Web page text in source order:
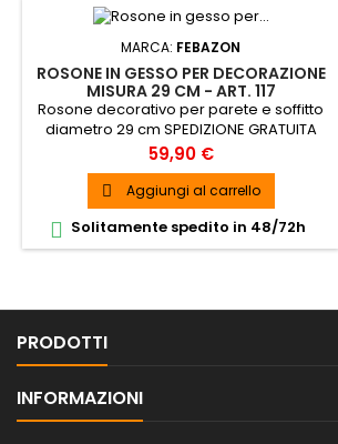
MARCA: FEBAZON
ROSONE IN GESSO PER DECORAZIONE
MISURA 29 CM - ART. 117
Rosone decorativo per parete e soffitto
diametro 29 cm SPEDIZIONE GRATUITA
Prezzo
59,90 €
 Aggiungi al carrello
 Solitamente spedito in 48/72h
PRODOTTI
INFORMAZIONI